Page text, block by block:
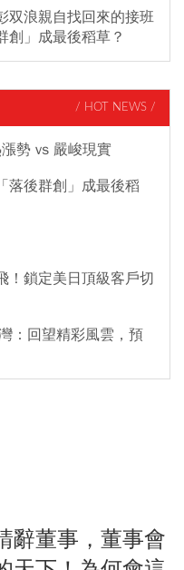
双浪親自找回來的接班
創」成最後稻草？
/ HOT NEWS /
勢 vs 嚴峻現實
落後群創」成最後稻
！鎖定美日頂級客戶切
：回望精彩風雲，預
辭董事，董事會